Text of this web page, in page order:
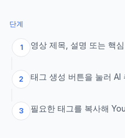
단계
1 영상 제목, 설명 또는 핵
2 태그 생성 버튼을 눌러 AI
3 필요한 태그를 복사해